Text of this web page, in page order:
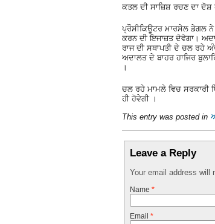
ਕਤਲ ਦੀ ਸਾਜ਼ਿਸ਼ ਰਚਣ ਦਾ ਦੋਸ਼
ਪ੍ਰੌਸੀਕਿਊਟਰ ਮਾਰਸੇਲ ਡੇਗਲ
ਕਰਨ ਦੀ ਇਜਾਜ਼ਤ ਦੇਵੇਗਾ।
ਰਾਜ ਦੀ ਸਥਾਪਤੀ ਦੇ ਚਲ ਰਹੇ
ਅਦਾਲਤ ਦੇ ਬਾਹਰ ਹਾਜਿਰ
।
ਚਲ ਰਹੇ ਮਾਮਲੇ ਵਿਚ
ਹੀ ਹੋਵੇਗੀ ।
This entry was posted in
Leave a Reply
Your email address will
Name *
Email *